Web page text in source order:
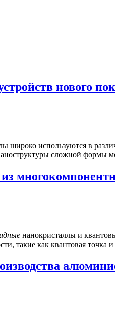
нового
широко используются в
сложной формы
нанокристаллы и
такие как квантовая точка